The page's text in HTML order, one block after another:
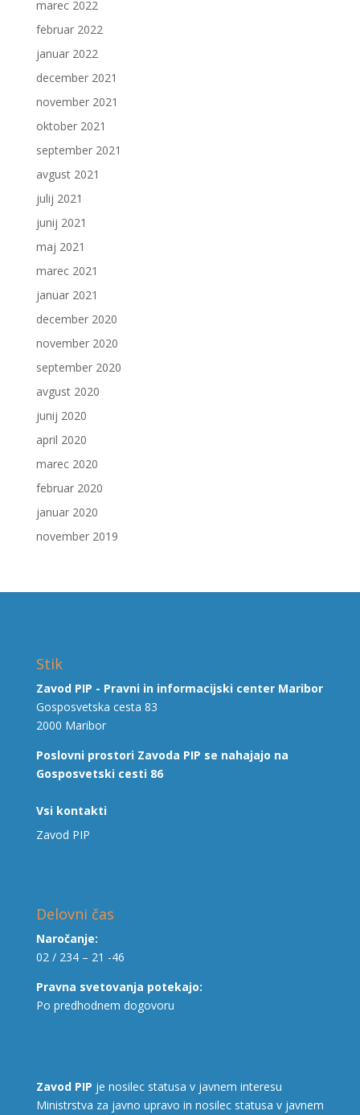
marec 2022
februar 2022
januar 2022
december 2021
november 2021
oktober 2021
september 2021
avgust 2021
julij 2021
junij 2021
maj 2021
marec 2021
januar 2021
december 2020
november 2020
september 2020
avgust 2020
junij 2020
april 2020
marec 2020
februar 2020
januar 2020
november 2019
Stik
Zavod PIP - Pravni in informacijski center Maribor
Gosposvetska cesta 83
2000 Maribor
Poslovni prostori Zavoda PIP se nahajajo na
Gosposvetski cesti 86
Vsi kontakti
Zavod PIP
Delovni čas
Naročanje:
02 / 234 – 21 -46
Pravna svetovanja potekajo:
Po predhodnem dogovoru
Zavod PIP je nosilec statusa v javnem interesu
Ministrstva za javno upravo in nosilec statusa v javnem